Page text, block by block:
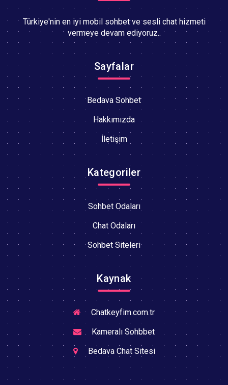
Türkiye'nin en iyi mobil sohbet ve sesli chat hizmeti
vermeye devam ediyoruz..
Sayfalar
Bedava Sohbet
Hakkımızda
İletişim
Kategoriler
Sohbet Odaları
Chat Odaları
Sohbet Siteleri
Kaynak
Chatkeyfim.com.tr
Kameralı Sohbbet
Bedava Chat Sitesi